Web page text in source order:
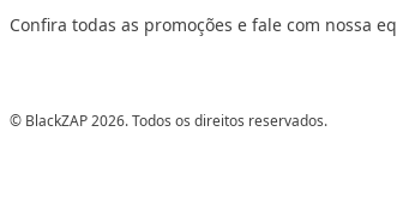
Confira todas as promoções e fale com nossa
© BlackZAP 2026. Todos os direitos reservados.